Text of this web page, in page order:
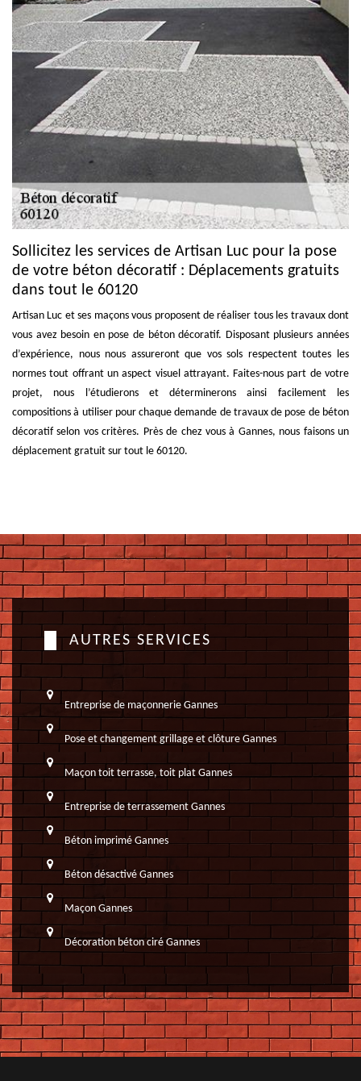
Sollicitez les services de Artisan Luc pour la pose
de votre béton décoratif : Déplacements gratuits
dans tout le 60120
Artisan Luc et ses maçons vous proposent de réaliser tous les travaux dont
vous avez besoin en pose de béton décoratif. Disposant plusieurs années
d’expérience, nous nous assureront que vos sols respectent toutes les
normes tout offrant un aspect visuel attrayant. Faites-nous part de votre
projet, nous l’étudierons et déterminerons ainsi facilement les
compositions à utiliser pour chaque demande de travaux de pose de béton
décoratif selon vos critères. Près de chez vous à Gannes, nous faisons un
déplacement gratuit sur tout le 60120.
AUTRES SERVICES
Entreprise de maçonnerie Gannes
Pose et changement grillage et clôture Gannes
Maçon toit terrasse, toit plat Gannes
Entreprise de terrassement Gannes
Béton imprimé Gannes
Béton désactivé Gannes
Maçon Gannes
Décoration béton ciré Gannes